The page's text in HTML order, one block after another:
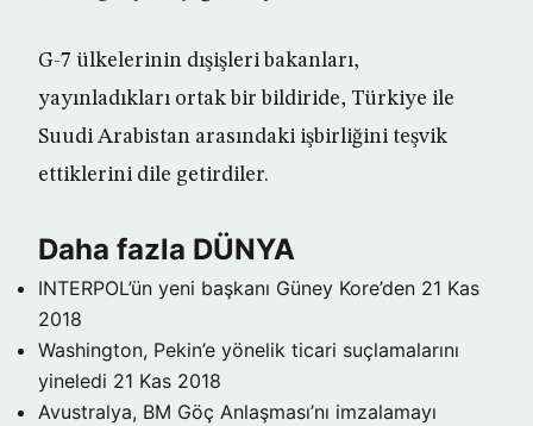
G-7 ülkelerinin dışişleri bakanları,
yayınladıkları ortak bir bildiride, Türkiye ile
Suudi Arabistan arasındaki işbirliğini teşvik
ettiklerini dile getirdiler.
Daha fazla DÜNYA
INTERPOL’ün yeni başkanı Güney Kore’den 21 Kas
2018
Washington, Pekin’e yönelik ticari suçlamalarını
yineledi 21 Kas 2018
Avustralya, BM Göç Anlaşması’nı imzalamayı